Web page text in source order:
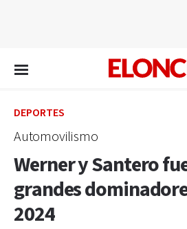
DEPORTES
Automovilismo
Werner y Santero
grandes
2024